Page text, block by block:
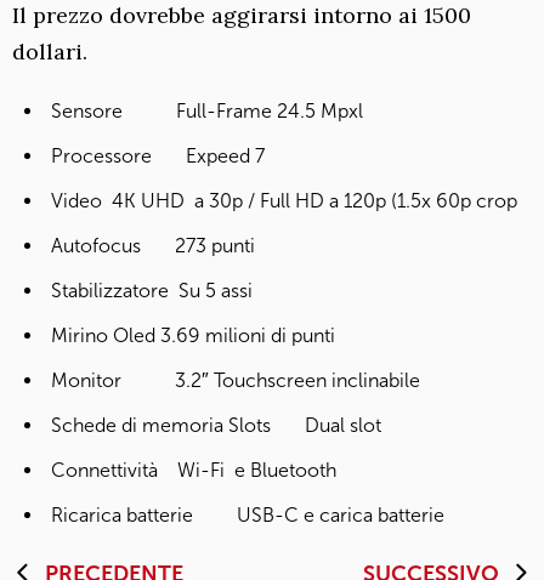
Il prezzo dovrebbe aggirarsi intorno ai 1500
dollari.
Sensore Full-Frame 24.5 Mpxl
Processore Expeed 7
Video 4K UHD a 30p / Full HD a 120p (1.5x 60p crop
Autofocus 273 punti
Stabilizzatore Su 5 assi
Mirino Oled 3.69 milioni di punti
Monitor 3.2″ Touchscreen inclinabile
Schede di memoria Slots Dual slot
Connettività Wi-Fi e Bluetooth
Ricarica batterie USB-C e carica batterie
PRECEDENTE SUCCESSIVO